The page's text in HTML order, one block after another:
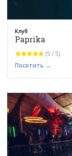
Клуб
Paprika
(5 / 5)
Посетить →